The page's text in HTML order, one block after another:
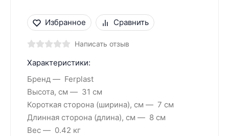
Избранное Сравнить
Написать отзыв
Характеристики:
Бренд
Ferplast
Высота, см
31 см
Короткая сторона (ширина), см
7 см
Длинная сторона (длина), см
8 см
Вес
0.42 кг